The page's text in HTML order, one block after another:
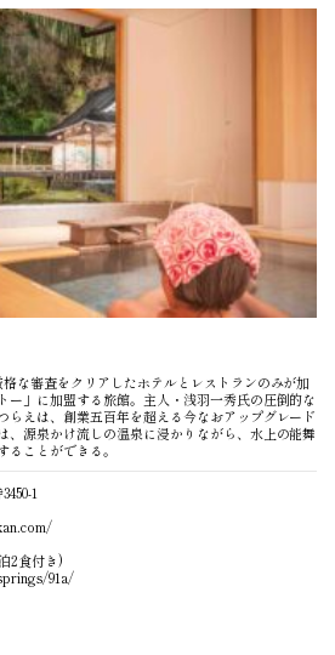
な審査をクリアしたホテルとレストランのみが加
ー」に加盟する旅館。主人・浅羽一秀氏の圧倒的な
らえは、創業五百年を超える今なおアップグレード
、源泉かけ流しの温泉に浸かりながら、水上の能舞
ことができる。
1
食付き)
91a/